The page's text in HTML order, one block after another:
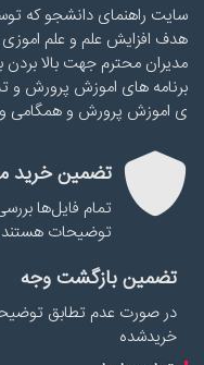
سایت راهنمای دانشجو که
هدف افزایش علم و علم
مدیران محترم جهت بالا
برنامه های اموزش پرورش و
ی اموزش پرورش و همگامی و
تضمین خرید
تمام فایل‌ها
توضیحات هستند
تضمین بازگشت وجه
در صورت عدم تطابق
خریدشده